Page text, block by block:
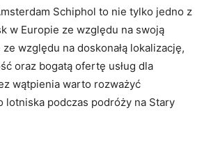
Schiphol to nie⁣ tylko jedno z⁣
w Europie ze względu na ‌swoją
względu na doskonałą lokalizację,
oraz bogatą ofertę usług ⁤dla
wątpienia warto ⁤rozważyć
lotniska podczas podróży na ⁢Stary